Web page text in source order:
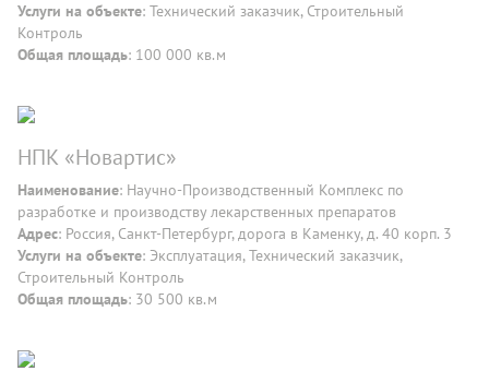
Услуги на объекте: Технический заказчик, Строительный
Контроль
Общая площадь: 100 000 кв.м
НПК «Новартис»
Наименование: Научно-Производственный Комплекс по
разработке и производству лекарственных препаратов
Адрес: Россия, Санкт-Петербург, дорога в Каменку, д. 40 корп. 3
Услуги на объекте: Эксплуатация, Технический заказчик,
Строительный Контроль
Общая площадь: 30 500 кв.м